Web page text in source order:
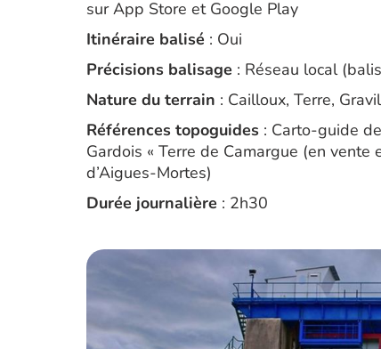
sur App Store et Google Play
Itinéraire balisé : Oui
Précisions balisage : Réseau local
Nature du terrain : Cailloux, Terre,
Références topoguides : Carto-guide
Gardois « Terre de Camargue (en
d’Aigues-Mortes)
Durée journalière : 2h30